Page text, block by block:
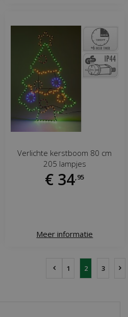
Verlichte kerstboom 80 cm
205 lampjes
€ 34 95
Meer informatie
1 2 3